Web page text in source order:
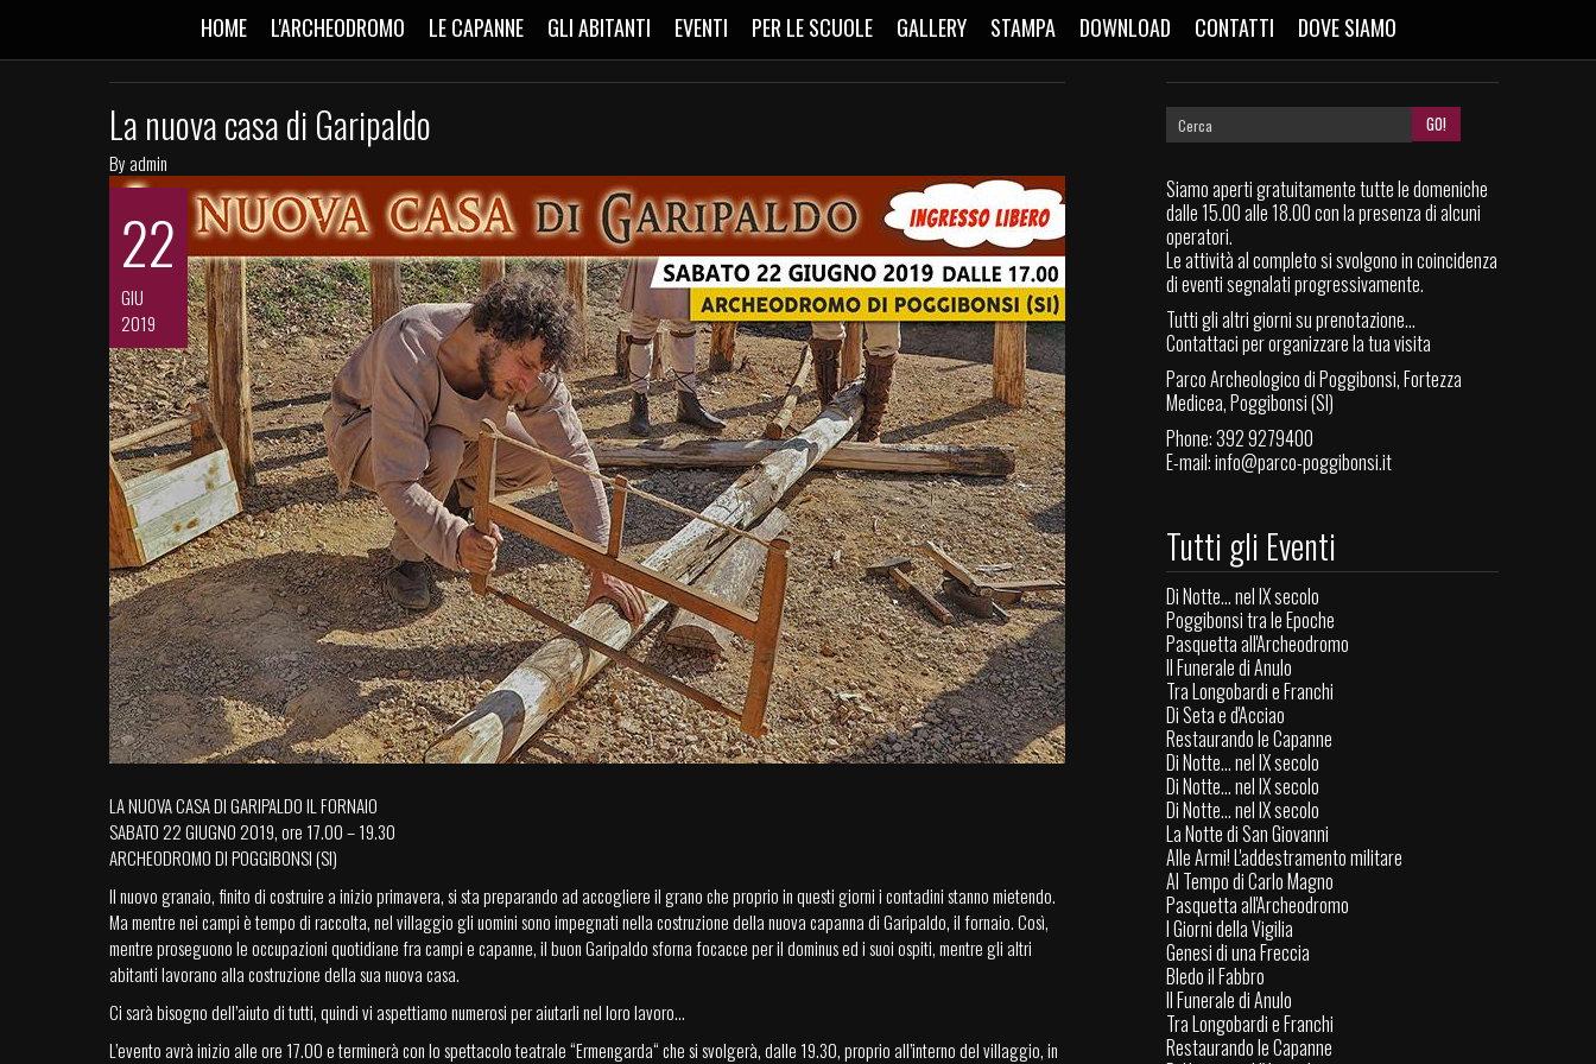
HOME L'ARCHEODROMO LE CAPANNE GLI ABITANTI EVENTI PER LE SCUOLE GALLERY STAMPA DOWNLOAD CONTATTI DOVE SIAMO
La nuova casa di Garipaldo
By admin
22
GIU
2019
LA NUOVA CASA DI GARIPALDO IL FORNAIO
SABATO 22 GIUGNO 2019, ore 17.00 – 19.30
ARCHEODROMO DI POGGIBONSI (SI)
Il nuovo granaio, finito di costruire a inizio primavera, si sta preparando ad accogliere il grano che proprio in questi giorni i contadini stanno mietendo.
Ma mentre nei campi è tempo di raccolta, nel villaggio gli uomini sono impegnati nella costruzione della nuova capanna di Garipaldo, il fornaio. Così,
mentre proseguono le occupazioni quotidiane fra campi e capanne, il buon Garipaldo sforna focacce per il dominus ed i suoi ospiti, mentre gli altri
abitanti lavorano alla costruzione della sua nuova casa.
Ci sarà bisogno dell’aiuto di tutti, quindi vi aspettiamo numerosi per aiutarli nel loro lavoro...
L’evento avrà inizio alle ore 17.00 e terminerà con lo spettacolo teatrale “Ermengarda“ che si svolgerà, dalle 19.30, proprio all’interno del villaggio, in
Siamo aperti gratuitamente tutte le domeniche
dalle 15.00 alle 18.00 con la presenza di alcuni
operatori.
Le attività al completo si svolgono in coincidenza
di eventi segnalati progressivamente.
Tutti gli altri giorni su prenotazione...
Contattaci per organizzare la tua visita
Parco Archeologico di Poggibonsi, Fortezza
Medicea, Poggibonsi (SI)
Phone: 392 9279400
E-mail:info@parco-poggibonsi.it
Tutti gli Eventi
Di Notte... nel IX secolo
Poggibonsi tra le Epoche
Pasquetta all'Archeodromo
Il Funerale di Anulo
Tra Longobardi e Franchi
Di Seta e d'Acciao
Restaurando le Capanne
Di Notte... nel IX secolo
Di Notte... nel IX secolo
Di Notte... nel IX secolo
La Notte di San Giovanni
Alle Armi! L'addestramento militare
Al Tempo di Carlo Magno
Pasquetta all'Archeodromo
I Giorni della Vigilia
Genesi di una Freccia
Bledo il Fabbro
Il Funerale di Anulo
Tra Longobardi e Franchi
Restaurando le Capanne